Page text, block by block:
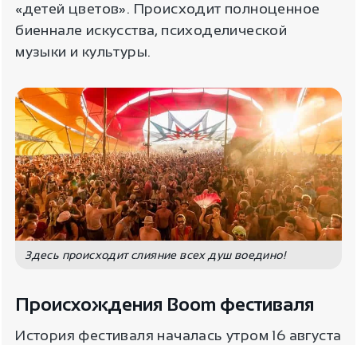
«детей цветов». Происходит полноценное
биеннале искусства, психоделической
музыки и культуры.
Здесь происходит слияние всех душ воедино!
Происхождения Boom фестиваля
История фестиваля началась утром 16 августа